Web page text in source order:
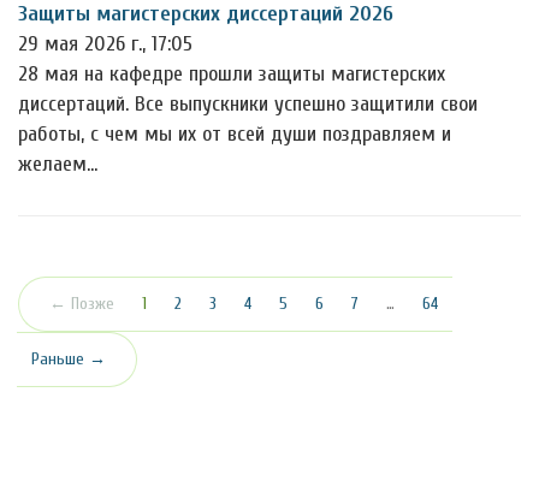
Защиты магистерских диссертаций 2026
29 мая 2026 г., 17:05
28 мая на кафедре прошли защиты магистерских
диссертаций. Все выпускники успешно защитили свои
работы, с чем мы их от всей души поздравляем и
желаем…
← Позже 1 (текущая)
2 3 4 5 6 7 … 64
Раньше →